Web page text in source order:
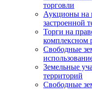
торговли
Аукционы на
застроенной
Торги на
комплексном
Свободные
Земельные
территорий
Свободные